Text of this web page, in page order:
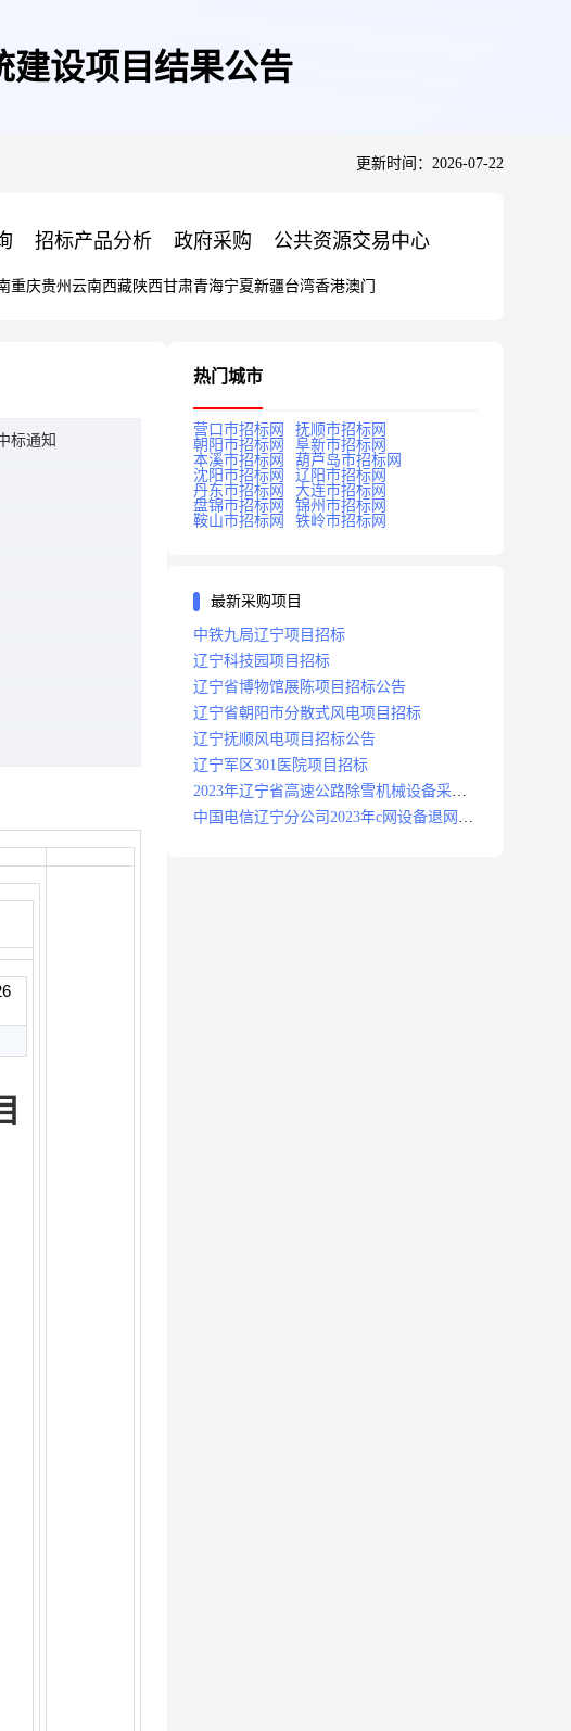
建设项目结果公告
更新时间：2026-07-22
招标产品分析 政府采购 公共资源交易中心
重庆贵州 云南西藏陕西甘肃青海宁夏新疆台湾香港澳门
标通知
热门城市
营口市招标网
抚顺市招标网
朝阳市招标网
阜新市招标网
本溪市招标网
葫芦岛市招标网
沈阳市招标网
辽阳市招标网
丹东市招标网
大连市招标网
盘锦市招标网
锦州市招标网
鞍山市招标网
铁岭市招标网
最新采购项目
中铁九局辽宁项目招标
辽宁科技园项目招标
辽宁省博物馆展陈项目招标公告
辽宁省朝阳市分散式风电项目招标
辽宁抚顺风电项目招标公告
辽宁军区301医院项目招标
2023年辽宁省高速公路除雪机械设备采购
项目招标招标公告
中国电信辽宁分公司2023年c网设备退网拆